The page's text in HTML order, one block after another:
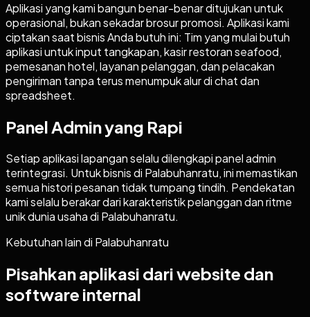
Aplikasi yang kami bangun benar-benar ditujukan untuk
operasional, bukan sekadar brosur promosi. Aplikasi kami
ciptakan saat bisnis Anda butuh ini: Tim yang mulai butuh
aplikasi untuk input tangkapan, kasir restoran seafood,
pemesanan hotel, layanan pelanggan, dan pelacakan
pengiriman tanpa terus menumpuk alur di chat dan
spreadsheet.
Panel Admin yang Rapi
Setiap aplikasi lapangan selalu dilengkapi panel admin
terintegrasi. Untuk bisnis di Palabuhanratu, ini memastikan
semua histori pesanan tidak tumpang tindih. Pendekatan
kami selalu berakar dari karakteristik pelanggan dan ritme
unik dunia usaha di Palabuhanratu.
Kebutuhan lain di Palabuhanratu
Pisahkan aplikasi dari website dan
software internal